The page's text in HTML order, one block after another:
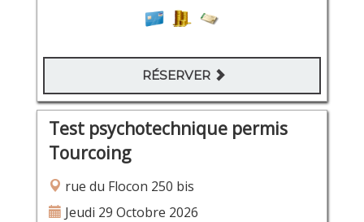
RÉSERVER
Test psychotechnique permis
Tourcoing
rue du Flocon 250 bis
Jeudi 29 Octobre 2026